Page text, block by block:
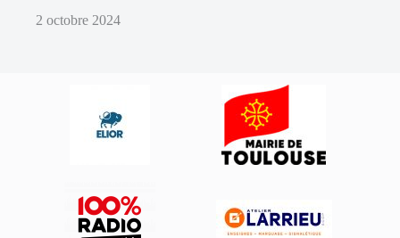
2 octobre 2024